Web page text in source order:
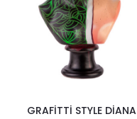
GRAFİTTİ STYLE DİANA